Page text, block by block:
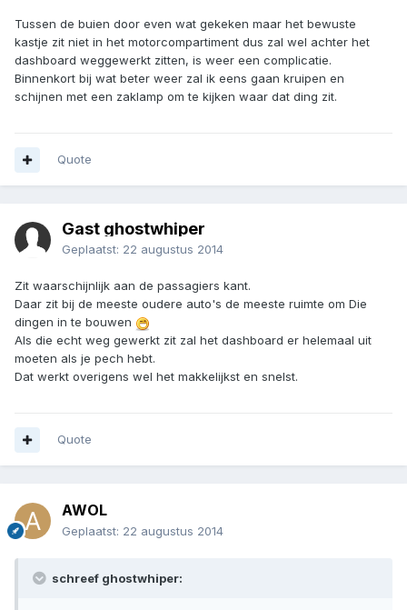
Tussen de buien door even wat gekeken maar het bewuste
kastje zit niet in het motorcompartiment dus zal wel achter het
dashboard weggewerkt zitten, is weer een complicatie.
Binnenkort bij wat beter weer zal ik eens gaan kruipen en
schijnen met een zaklamp om te kijken waar dat ding zit.
Quote
Gast ghostwhiper
Geplaatst: 22 augustus 2014
Zit waarschijnlijk aan de passagiers kant.
Daar zit bij de meeste oudere auto's de meeste ruimte om Die
dingen in te bouwen
Als die echt weg gewerkt zit zal het dashboard er helemaal uit
moeten als je pech hebt.
Dat werkt overigens wel het makkelijkst en snelst.
Quote
AWOL
Geplaatst: 22 augustus 2014
schreef ghostwhiper: